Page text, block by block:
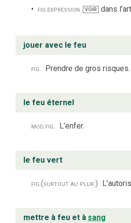
fig.expression VOIR dans
jouer avec le feu
fig. Prendre de gros risques.
le feu éternel
mod.fig. L’enfer.
le feu vert
fig.(surtout au plur.)
mettre à feu et à sang